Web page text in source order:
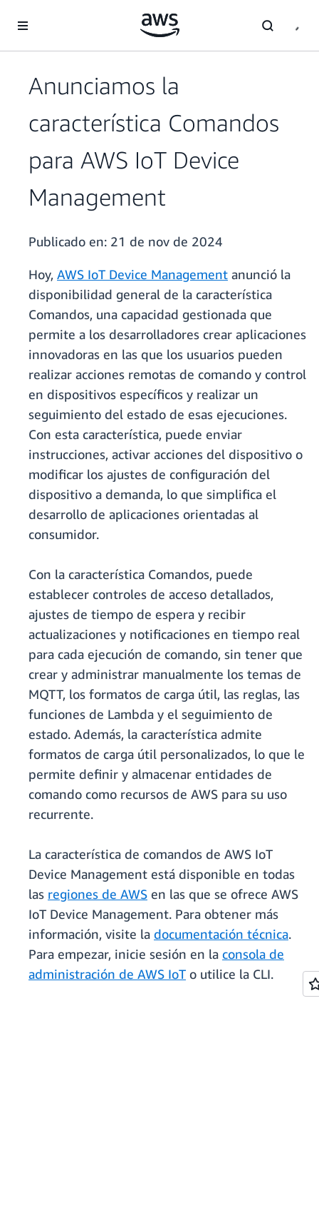
Anunciamos la
característica Comandos
para AWS IoT Device
Management
Publicado en: 21 de nov de 2024
Hoy, AWS IoT Device Management anunció la
disponibilidad general de la característica
Comandos, una capacidad gestionada que
permite a los desarrolladores crear aplicaciones
innovadoras en las que los usuarios pueden
realizar acciones remotas de comando y control
en dispositivos específicos y realizar un
seguimiento del estado de esas ejecuciones.
Con esta característica, puede enviar
instrucciones, activar acciones del dispositivo o
modificar los ajustes de configuración del
dispositivo a demanda, lo que simplifica el
desarrollo de aplicaciones orientadas al
consumidor.
Con la característica Comandos, puede
establecer controles de acceso detallados,
ajustes de tiempo de espera y recibir
actualizaciones y notificaciones en tiempo real
para cada ejecución de comando, sin tener que
crear y administrar manualmente los temas de
MQTT, los formatos de carga útil, las reglas, las
funciones de Lambda y el seguimiento de
estado. Además, la característica admite
formatos de carga útil personalizados, lo que le
permite definir y almacenar entidades de
comando como recursos de AWS para su uso
recurrente.
La característica de comandos de AWS IoT
Device Management está disponible en todas
las regiones de AWS en las que se ofrece AWS
IoT Device Management. Para obtener más
información, visite la documentación técnica.
Para empezar, inicie sesión en la consola de
administración de AWS IoT o utilice la CLI.